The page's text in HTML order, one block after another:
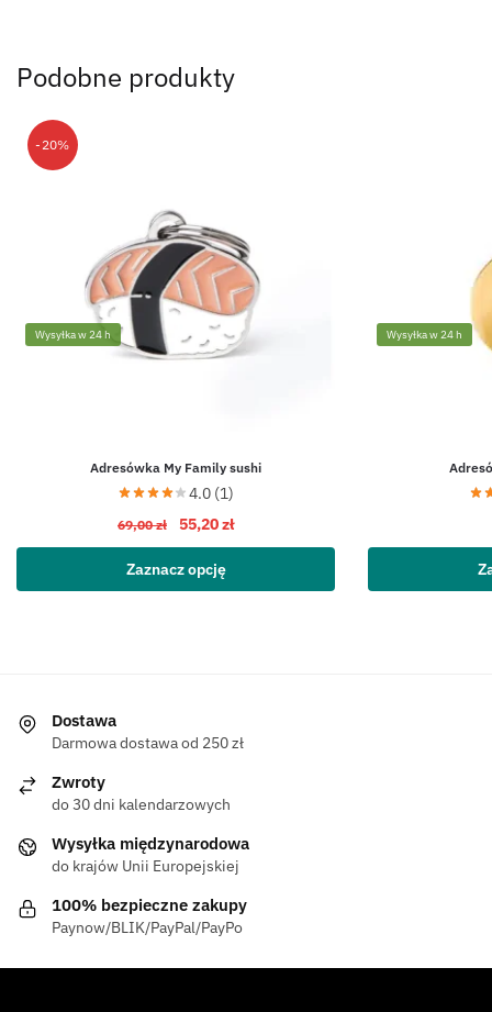
Podobne produkty
-20%
Wysyłka w 24 h
Adresówka My Family sushi
4.0 (1)
69,00zł 55,20zł
Zaznacz opcję
Wysyłka w 24 h
Dostawa
Darmowa dostawa od 250 zł
Zwroty
do 30 dni kalendarzowych
Wysyłka międzynarodowa
do krajów Unii Europejskiej
100% bezpieczne zakupy
Paynow/BLIK/PayPal/PayPo